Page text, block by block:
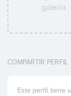
galería.
COMPARTIR PERFIL
Este perfil tiene